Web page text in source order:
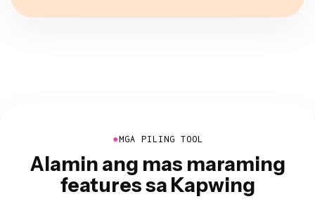
●MGA PILING TOOL
Alamin ang mas maraming
features sa Kapwing